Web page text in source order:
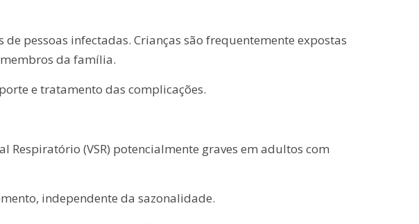
pessoas infectadas. Crianças são frequentemente expostas
da família.
e tratamento das complicações.
(VSR) potencialmente graves em adultos com
independente da sazonalidade.